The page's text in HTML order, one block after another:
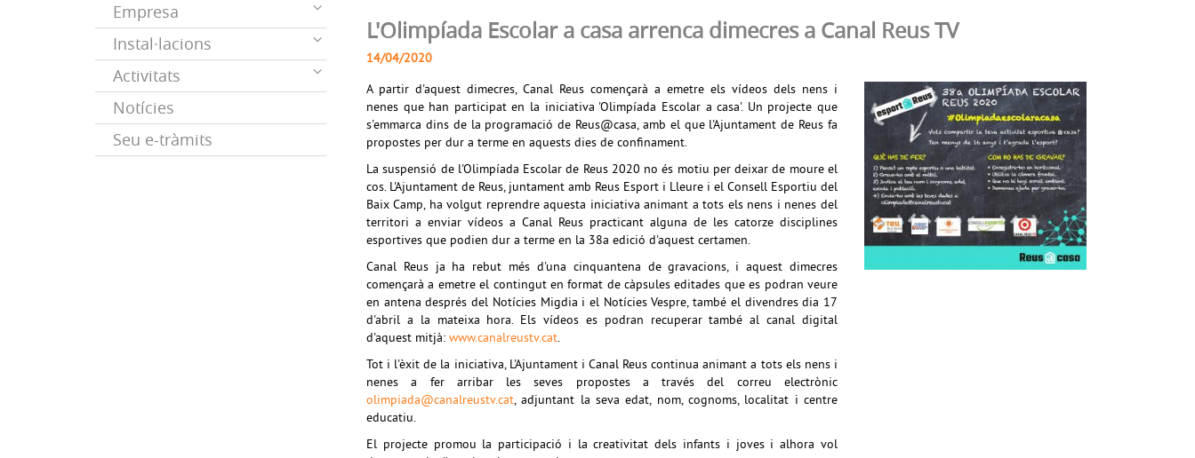
Empresa
Instal·lacions
Activitats
Notícies
Seu e-tràmits
L'Olimpíada Escolar a casa arrenca dimecres a Canal Reus TV
14/04/2020
A partir d'aquest dimecres, Canal Reus començarà a emetre els vídeos dels nens i
nenes que han participat en la iniciativa 'Olimpíada Escolar a casa'. Un projecte que
s'emmarca dins de la programació de Reus@casa, amb el que l'Ajuntament de Reus fa
propostes per dur a terme en aquests dies de confinament.
La suspensió de l'Olimpíada Escolar de Reus 2020 no és motiu per deixar de moure el
cos. L'Ajuntament de Reus, juntament amb Reus Esport i Lleure i el Consell Esportiu del
Baix Camp, ha volgut reprendre aquesta iniciativa animant a tots els nens i nenes del
territori a enviar vídeos a Canal Reus practicant alguna de les catorze disciplines
esportives que podien dur a terme en la 38a edició d'aquest certamen.
Canal Reus ja ha rebut més d'una cinquantena de gravacions, i aquest dimecres
començarà a emetre el contingut en format de càpsules editades que es podran veure
en antena després del Notícies Migdia i el Notícies Vespre, també el divendres dia 17
d'abril a la mateixa hora. Els vídeos es podran recuperar també al canal digital
d'aquest mitjà: www.canalreustv.cat.
Tot i l'èxit de la iniciativa, L'Ajuntament i Canal Reus continua animant a tots els nens i
nenes a fer arribar les seves propostes a través del correu electrònic
olimpiada@canalreustv.cat, adjuntant la seva edat, nom, cognoms, localitat i centre
educatiu.
El projecte promou la participació i la creativitat dels infants i joves i alhora vol